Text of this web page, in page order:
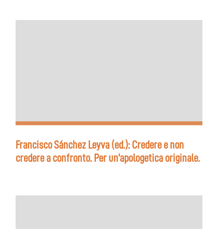
Francisco Sánchez Leyva (ed.): Credere e non
credere a confronto. Per un'apologetica originale.